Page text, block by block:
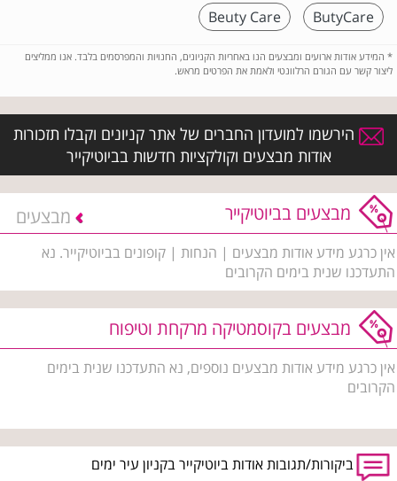
ButyCare
Beuty Care
* המידע אודות ארועים ומבצעים הנו באחריות הקניונים, החנויות והמפרסמים בלבד. אנו ממליצים
ליצור קשר עם הגורם הרלוונטי ולאמת את הפרטים מראש.
הירשמו למועדון החברים של אתר קניונים וקבלו תזכורות
אודות מבצעים וקולקציות חדשות בביוטיקייר
מבצעים בביוטיקייר מבצעים
אין כרגע מידע אודות מבצעים | הנחות | קופונים בביוטיקייר. נא
התעדכנו שנית בימים הקרובים
מבצעים בקוסמטיקה מרקחת וטיפוח
אין כרגע מידע אודות מבצעים נוספים, נא התעדכנו שנית בימים
הקרובים
ביקורות/תגובות אודות ביוטיקייר בקניון עיר ימים